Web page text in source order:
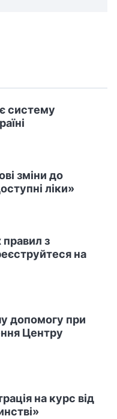
систему
зміни до
ліки»
з
на
допомогу при
Центру
на курс від